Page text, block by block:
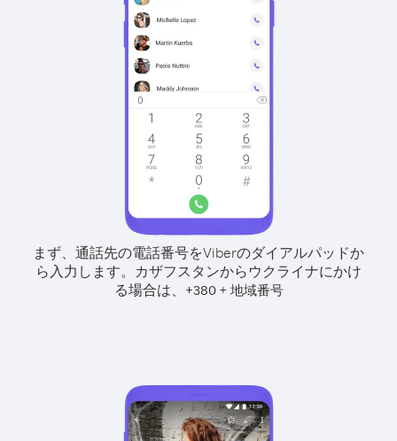
まず、通話先の電話番号をViberのダイアルパッドか
ら入力します。 カザフスタンからウクライナにかけ
る場合は、
+380+ 地域番号